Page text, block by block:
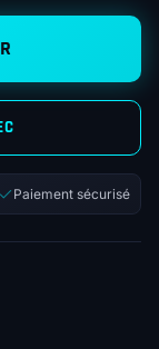
Paiement sécurisé